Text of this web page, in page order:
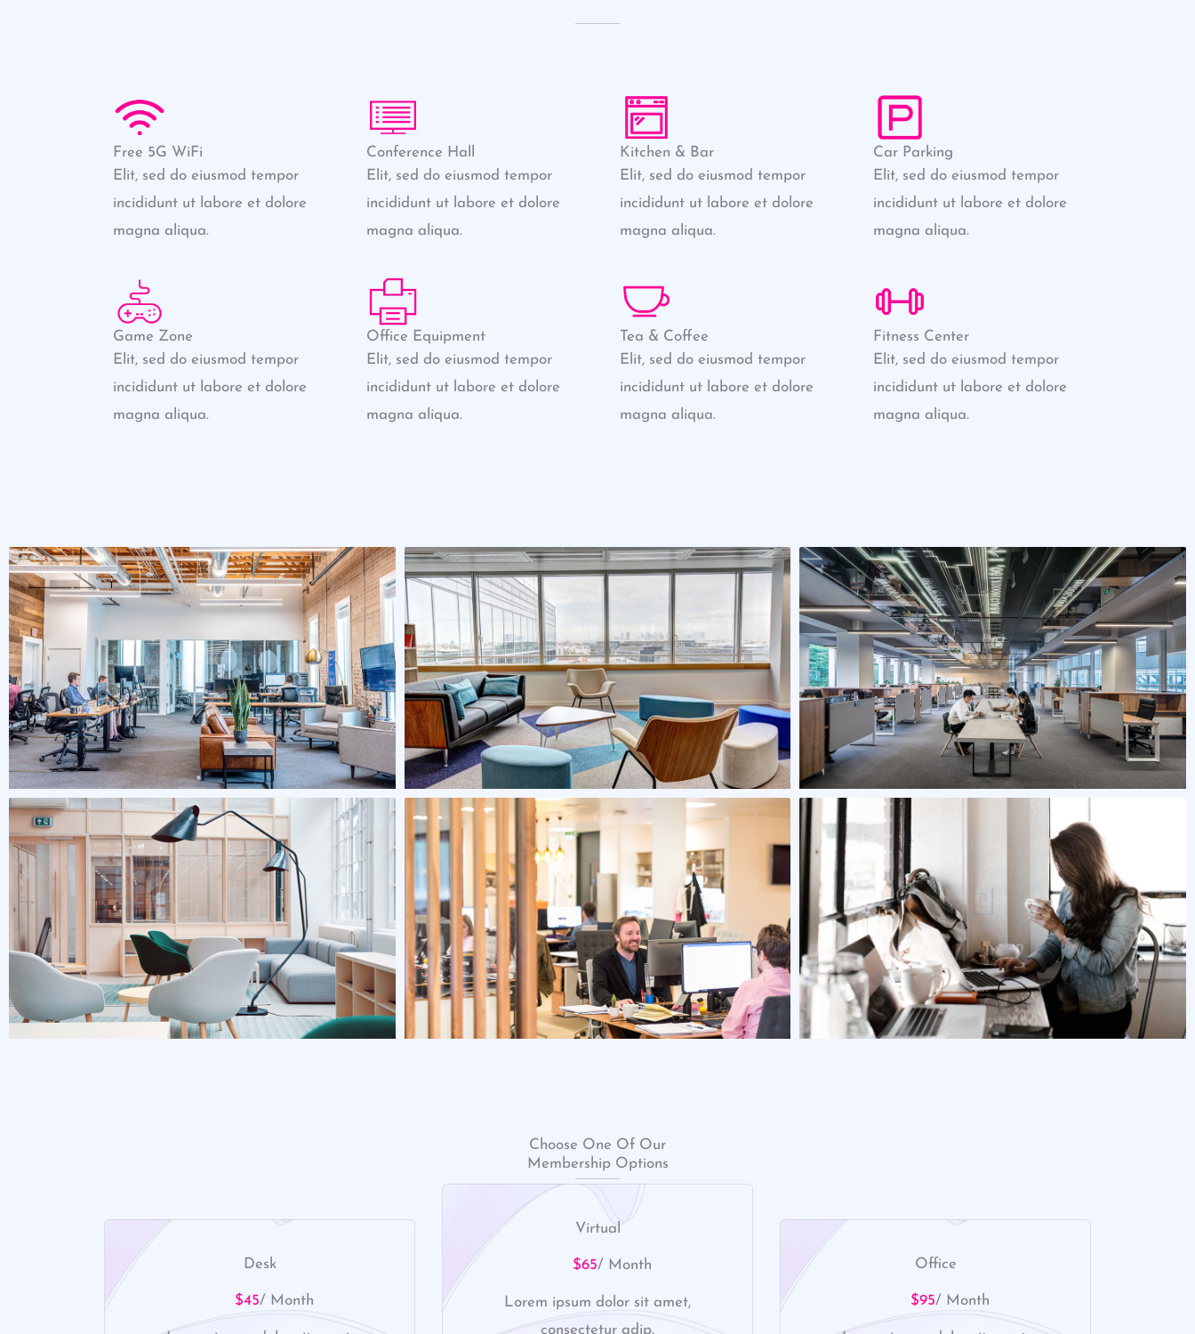
Free 5G WiFi
Elit, sed do eiusmod tempor
incididunt ut labore et dolore
magna aliqua.
Conference Hall
Elit, sed do eiusmod tempor
incididunt ut labore et dolore
magna aliqua.
Kitchen & Bar
Elit, sed do eiusmod tempor
incididunt ut labore et dolore
magna aliqua.
Car Parking
Elit, sed do eiusmod tempor
incididunt ut labore et dolore
magna aliqua.
Game Zone
Elit, sed do eiusmod tempor
incididunt ut labore et dolore
magna aliqua.
Office Equipment
Elit, sed do eiusmod tempor
incididunt ut labore et dolore
magna aliqua.
Tea & Coffee
Elit, sed do eiusmod tempor
incididunt ut labore et dolore
magna aliqua.
Fitness Center
Elit, sed do eiusmod tempor
incididunt ut labore et dolore
magna aliqua.
Choose One Of Our
Membership Options
Desk
$45/ Month
Virtual
$65/ Month
Lorem ipsum dolor sit amet,
consectetur adip.
Office
$95/ Month